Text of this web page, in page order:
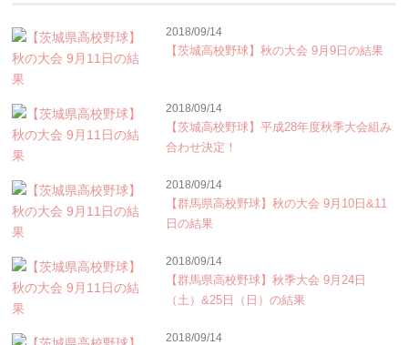
2018/09/14
【茨城高校野球】秋の大会 9月9日の結果
2018/09/14
【茨城高校野球】平成28年度秋季大会組み
合わせ決定！
2018/09/14
【群馬県高校野球】秋の大会 9月10日&11
日の結果
2018/09/14
【群馬県高校野球】秋季大会 9月24日
（土）&25日（日）の結果
2018/09/14